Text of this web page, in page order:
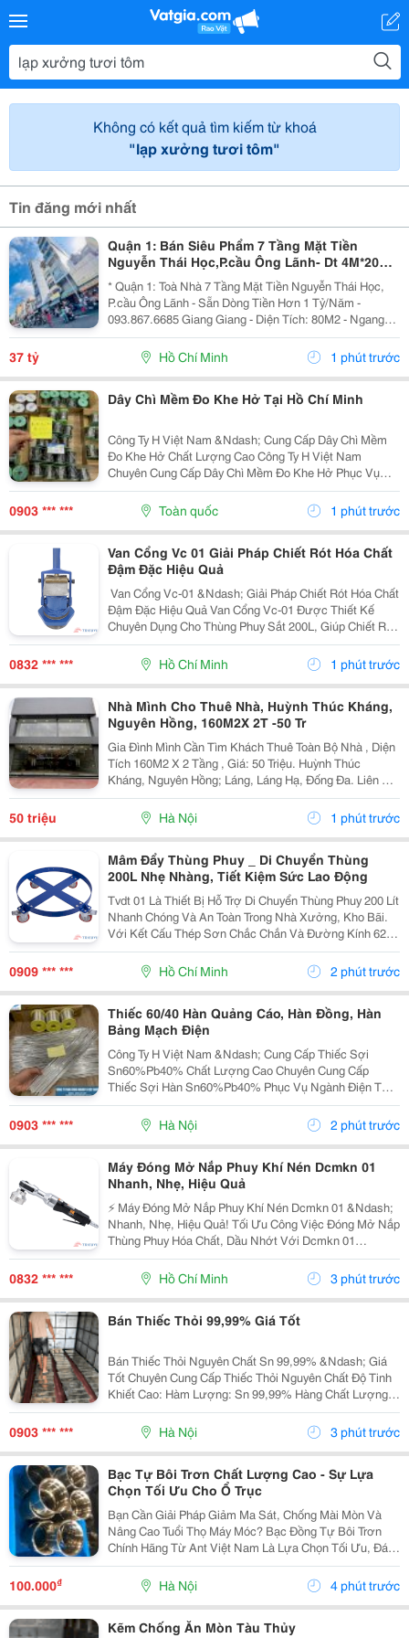
Không có kết quả tìm kiếm từ khoá
"lạp xưởng tươi tôm"
Tin đăng mới nhất
Quận 1: Bán Siêu Phẩm 7 Tầng Mặt Tiền
Nguyễn Thái Học,P.cầu Ông Lãnh- Dt 4M*20M
Sh Vuông Đẹp- Dòng Tiền Đều Hơn 1 Tỷ/Năm-
Chính
* Quận 1: Toà Nhà 7 Tầng Mặt Tiền Nguyễn Thái Học,
P.cầu Ông Lãnh - Sẵn Dòng Tiền Hơn 1 Tỷ/Năm -
093.867.6685 Giang Giang - Diện Tích: 80M2 - Ngang
4M * 20M. - Kết Cấu: 7 Tầng - Thang Máy - 12 Phòng Mỗi
Tầng 2 Phòng Lớn. - Dòng Tiền Khai Thác Full...
37 tỷ Hồ Chí Minh 1 phút trước
Dây Chì Mềm Đo Khe Hở Tại Hồ Chí Minh
Công Ty H Việt Nam &Ndash; Cung Cấp Dây Chì Mềm
Đo Khe Hở Chất Lượng Cao Công Ty H Việt Nam
Chuyên Cung Cấp Dây Chì Mềm Đo Khe Hở Phục Vụ
Ngành Cơ Khí, Sửa Chữa Máy Móc, Đóng Tàu Và Công
Nghiệp Kỹ Thuật. Thông Tin Sản Phẩm: ✅ Dây Chì Mềm
Độ Tinh...
0903 *** *** Toàn quốc 1 phút trước
Van Cổng Vc 01 Giải Pháp Chiết Rót Hóa Chất
Đậm Đặc Hiệu Quả
️ Van Cổng Vc-01 &Ndash; Giải Pháp Chiết Rót Hóa Chất
Đậm Đặc Hiệu Quả Van Cổng Vc-01 Được Thiết Kế
Chuyên Dụng Cho Thùng Phuy Sắt 200L, Giúp Chiết Rót
Sơn, Hóa Chất Và Dung Môi Đậm Đặc Một Cách Nhanh
Chóng, An Toàn. ✅ Thân Gang Đúc Kết Hợp Đồng...
0832 *** *** Hồ Chí Minh 1 phút trước
Nhà Mình Cho Thuê Nhà, Huỳnh Thúc Kháng,
Nguyên Hồng, 160M2X 2T -50 Tr
Gia Đình Mình Cần Tìm Khách Thuê Toàn Bộ Nhà , Diện
Tích 160M2 X 2 Tầng , Giá: 50 Triệu. Huỳnh Thúc
Kháng, Nguyên Hồng; Láng, Láng Hạ, Đống Đa. Liên Hệ
Chủ Nhà: 0948646783 . Vị Trí Gần Ngã Ba, Khu Đông
Dân Cư, Kinh Doanh Sầm Uất, Nhiều Trụ Sở Văn...
50 triệu Hà Nội 1 phút trước
Mâm Đẩy Thùng Phuy _ Di Chuyển Thùng
200L Nhẹ Nhàng, Tiết Kiệm Sức Lao Động
Tvdt 01 Là Thiết Bị Hỗ Trợ Di Chuyển Thùng Phuy 200 Lít
Nhanh Chóng Và An Toàn Trong Nhà Xưởng, Kho Bãi.
Với Kết Cấu Thép Sơn Chắc Chắn Và Đường Kính 620
Mm , Sản Phẩm Giúp Vận Chuyển Thùng Phuy Linh
Hoạt, Giảm Công Sức Và Nâng Cao Hiệu Quả Làm
Việc....
0909 *** *** Hồ Chí Minh 2 phút trước
Thiếc 60/40 Hàn Quảng Cáo, Hàn Đồng, Hàn
Bảng Mạch Điện
Công Ty H Việt Nam &Ndash; Cung Cấp Thiếc Sợi
Sn60%Pb40% Chất Lượng Cao Chuyên Cung Cấp
Thiếc Sợi Hàn Sn60%Pb40% Phục Vụ Ngành Điện Tử,
Điện Dân Dụng Và Công Nghiệp Sản Xuất. Thông Số
Sản Phẩm: ✅ Th À Nh Phần: Sn 60% - Pb 40% ✅ Độ Ch
Ả Y Ổ N Đị...
0903 *** *** Hà Nội 2 phút trước
Máy Đóng Mở Nắp Phuy Khí Nén Dcmkn 01
Nhanh, Nhẹ, Hiệu Quả
⚡ Máy Đóng Mở Nắp Phuy Khí Nén Dcmkn 01 &Ndash;
Nhanh, Nhẹ, Hiệu Quả! Tối Ưu Công Việc Đóng Mở Nắp
Thùng Phuy Hóa Chất, Dầu Nhớt Với Dcmkn 01
&Ndash; Giải Pháp Giúp Tiết Kiệm Thời Gian Và Giảm
Sức Lao Động. ✅ Một Đầu Máy Sử Dụng Cho Cả Đóng
Và Mở...
0832 *** *** Hồ Chí Minh 3 phút trước
Bán Thiếc Thỏi 99,99% Giá Tốt
Bán Thiếc Thỏi Nguyên Chất Sn 99,99% &Ndash; Giá
Tốt Chuyên Cung Cấp Thiếc Thỏi Nguyên Chất Độ Tinh
Khiết Cao: Hàm Lượng: Sn 99,99% Hàng Chất Lượng
Ổn Định Bề Mặt Đẹp, Đúng Tiêu Chuẩn Công Nghiệp ✅
0903 *** *** Hà Nội 3 phút trước
Bạc Tự Bôi Trơn Chất Lượng Cao - Sự Lựa
Chọn Tối Ưu Cho Ổ Trục
Bạn Cần Giải Pháp Giảm Ma Sát, Chống Mài Mòn Và
Nâng Cao Tuổi Thọ Máy Móc? Bạc Đồng Tự Bôi Trơn
Chính Hãng Từ Ant Việt Nam Là Lựa Chọn Tối Ưu, Đáp
Ứng Nhu Cầu Trong Sản Xuất Và Công Nghiệp. Ưu
Điểm Nổi Bật: &Middot; Chất Lượng Cao: Hợp Kim
Đồng...
100.000₫ Hà Nội 4 phút trước
Kẽm Chống Ăn Mòn Tàu Thủy